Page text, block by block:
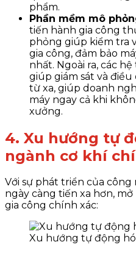
phẩm.
Phần mềm mô
tiến hành gia công
phỏng giúp kiểm tra
gia công, đảm bảo
nhất. Ngoài ra, các
giúp giám sát và
từ xa, giúp doanh
máy ngay cả khi
xưởng.
4. Xu hướng tự
ngành cơ khí
Với sự phát triển của
ngày càng tiến xa hơn,
gia công chính xác:
Xu hướng tự động